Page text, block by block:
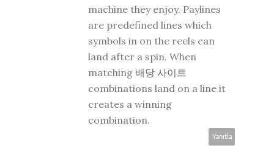
machine they enjoy. Paylines
are predefined lines which
symbols in on the reels can
land after a spin. When
matching 배당 사이트
combinations land on a line it
creates a winning
combination.
Yanıtla